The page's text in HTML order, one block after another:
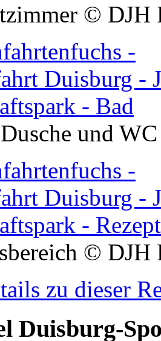
© DJH
und
© DJH
zu dieser
Duisburg-